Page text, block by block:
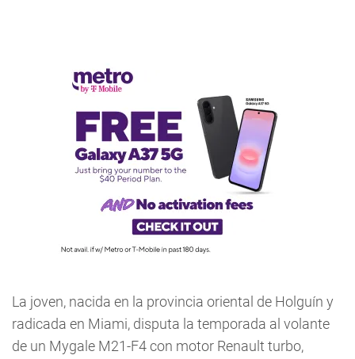
La joven, nacida en la provincia oriental de Holguín y
radicada en Miami, disputa la temporada al volante
de un Mygale M21-F4 con motor Renault turbo,